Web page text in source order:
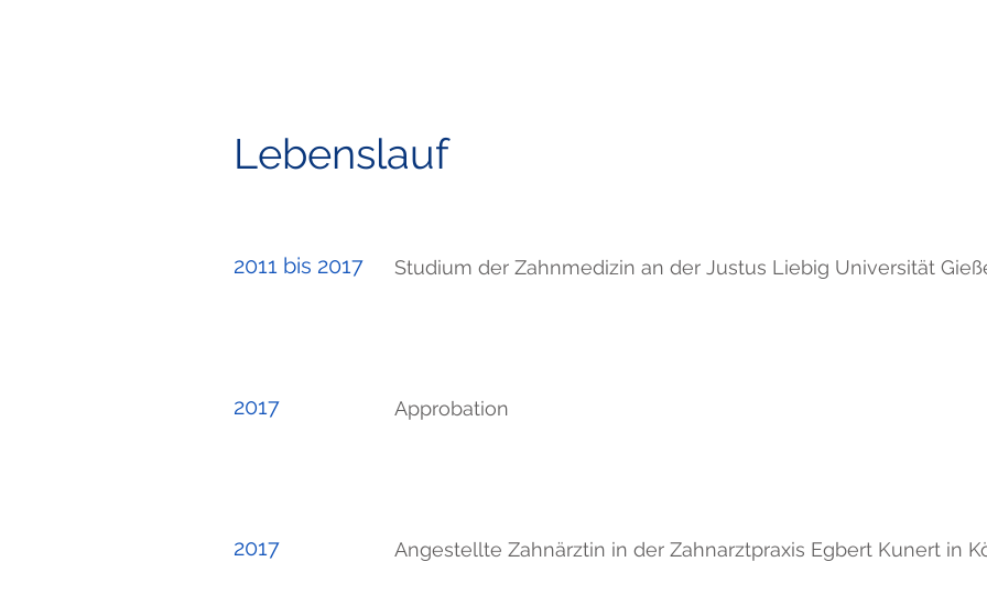
Lebenslauf
2011 bis 2017 Studium der Zahnmedizin an der Justus Liebig Universität
2017 Approbation
2017 Angestellte Zahnärztin in der Zahnarztpraxis Egbert Kunert in